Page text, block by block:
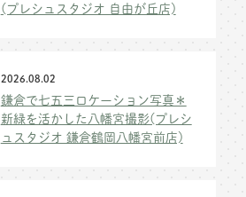
(プレシュスタジオ 自由が丘店)
2026.08.02
鎌倉で七五三ロケーション写真＊
新緑を活かした八幡宮撮影(プレシ
ュスタジオ 鎌倉鶴岡八幡宮前店)